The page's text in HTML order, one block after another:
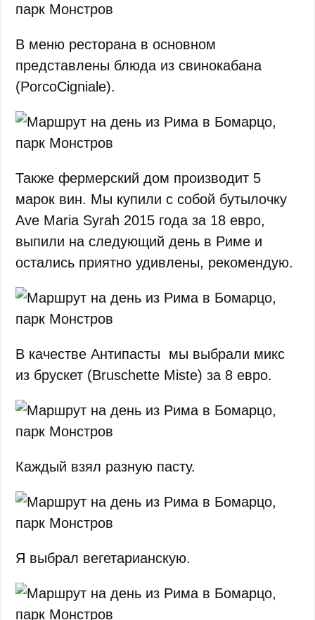
В меню ресторана в основном
представлены блюда из свинокабана
(PorcoCigniale).
Также фермерский дом производит 5
марок вин. Мы купили с собой бутылочку
Ave Maria Syrah 2015 года за 18 евро,
выпили на следующий день в Риме и
остались приятно удивлены, рекомендую.
В качестве Антипасты мы выбрали микс
из брускет (Bruschette Miste) за 8 евро.
Каждый взял разную пасту.
Я выбрал вегетарианскую.